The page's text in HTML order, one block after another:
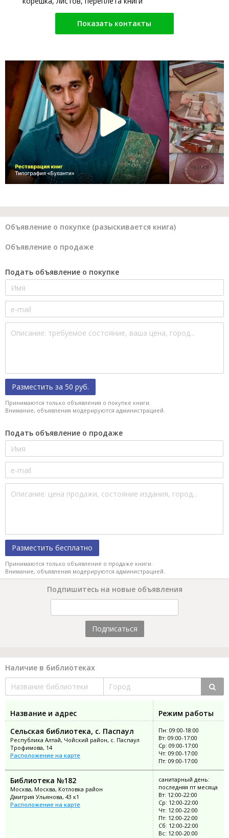
Показать контакты
Объявление о покупке (разыскивается книга)
Объявление о продаже
Подать объявление о покупке
Разместить за 50 руб.
Принимаются только объявления о покупке книги.
Внимание, объявления модерируются администрацией.
Подать объявление о продаже
Разместить бесплатно
Принимаются только объявление о продаже книги.
Внимание, объявления модерируются администрацией.
Подпишитесь на новые объявления
Подписаться
Наличие в библиотеках
Название и адрес
Режим работы
Сельская библиотека, с. Паспаул
Республика Алтай, Чойский район, с. Паспаул
Трофимова, 14
Расположение на карте
Пн: 09:00-18:00
Вт: 09:00-17:00
Ср: 09:00-17:00
Чт: 09:00-17:00
Пт: 09:00-17:00
Библиотека №182
Москва, Москва, Котловка район
Дмитрия Ульянова, 43 к1
Расположение на карте
санитарный день:
последняя пт месяца
Вт: 12:00-22:00
Ср: 12:00-22:00
Чт: 12:00-22:00
Пт: 12:00-22:00
Сб: 12:00-22:00
Вс: 12:00-20:00